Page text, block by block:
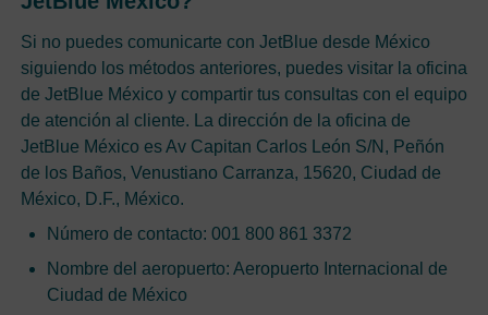
Si no puedes comunicarte con JetBlue desde México
siguiendo los métodos anteriores, puedes visitar la oficina
de JetBlue México y compartir tus consultas con el equipo
de atención al cliente. La dirección de la oficina de
JetBlue México es Av Capitan Carlos León S/N, Peñón
de los Baños, Venustiano Carranza, 15620, Ciudad de
México, D.F., México.
Número de contacto: 001 800 861 3372
Nombre del aeropuerto: Aeropuerto Internacional de
Ciudad de México